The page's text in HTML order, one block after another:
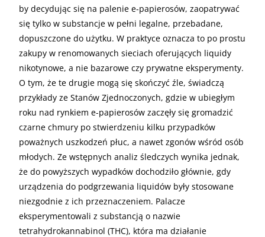
by decydując się na palenie e-papierosów, zaopatrywać
się tylko w substancje w pełni legalne, przebadane,
dopuszczone do użytku. W praktyce oznacza to po prostu
zakupy w renomowanych sieciach oferujących liquidy
nikotynowe, a nie bazarowe czy prywatne eksperymenty.
O tym, że te drugie mogą się skończyć źle, świadczą
przykłady ze Stanów Zjednoczonych, gdzie w ubiegłym
roku nad rynkiem e-papierosów zaczęły się gromadzić
czarne chmury po stwierdzeniu kilku przypadków
poważnych uszkodzeń płuc, a nawet zgonów wśród osób
młodych. Ze wstępnych analiz śledczych wynika jednak,
że do powyższych wypadków dochodziło głównie, gdy
urządzenia do podgrzewania liquidów były stosowane
niezgodnie z ich przeznaczeniem. Palacze
eksperymentowali z substancją o nazwie
tetrahydrokannabinol (THC), która ma działanie